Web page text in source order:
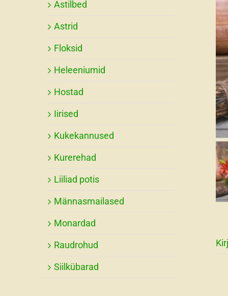
Astilbed
Astrid
Floksid
Heleeniumid
Hostad
Iirised
Kukekannused
Kurerehad
Liiliad potis
Männasmailased
Monardad
Raudrohud
Siilkübarad